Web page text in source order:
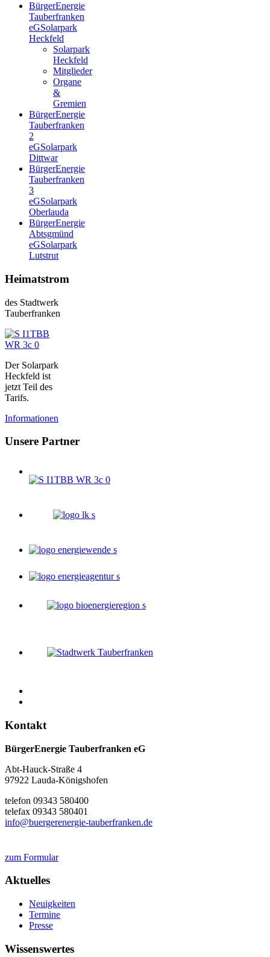
BürgerEnergie
Tauberfranken
eGSolarpark
Heckfeld
Solarpark
Heckfeld
Mitglieder
Organe
&
Gremien
BürgerEnergie
Tauberfranken
2
eGSolarpark
Dittwar
BürgerEnergie
Tauberfranken
3
eGSolarpark
Oberlauda
BürgerEnergie
Abtsgmünd
eGSolarpark
Lutstrut
Heimatstrom
des Stadtwerk
Tauberfranken
Der Solarpark
Heckfeld ist
jetzt Teil des
Tarifs.
Informationen
Unsere Partner
Kontakt
BürgerEnergie Tauberfranken eG
Abt-Hauck-Straße 4
97922 Lauda-Königshofen
telefon 09343 580400
telefax 09343 580401
info@buergerenergie-tauberfranken.de
zum Formular
Aktuelles
Neuigkeiten
Termine
Presse
Wissenswertes